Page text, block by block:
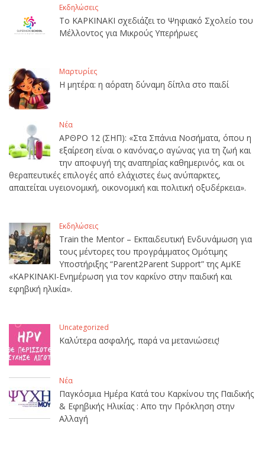
Εκδηλώσεις
Το ΚΑΡΚΙΝΑΚΙ σχεδιάζει το Ψηφιακό Σχολείο του
Μέλλοντος για Μικρούς Υπερήρωες
Μαρτυρίες
Η μητέρα: η αόρατη δύναμη δίπλα στο παιδί
Νέα
ΑΡΘΡΟ 12 (ΣΗΠ): «Στα Σπάνια Νοσήματα, όπου η
εξαίρεση είναι ο κανόνας,ο αγώνας για τη ζωή και
την αποφυγή της αναπηρίας καθημερινός, και οι
θεραπευτικές επιλογές από ελάχιστες έως ανύπαρκτες,
απαιτείται υγειονομική, οικονομική και πολιτική οξυδέρκεια».
Εκδηλώσεις
Train the Mentor – Εκπαιδευτική Ενδυνάμωση για
τους μέντορες του προγράμματος Ομότιμης
Υποστήριξης “Parent2Parent Support” της ΑμΚΕ
«ΚΑΡΚΙΝΑΚΙ-Ενημέρωση για τον καρκίνο στην παιδική και
εφηβική ηλικία».
Uncategorized
Καλύτερα ασφαλής, παρά να μετανιώσεις!
Νέα
Παγκόσμια Ημέρα Κατά του Καρκίνου της Παιδικής
& Εφηβικής Ηλικίας : Απο την Πρόκληση στην
Αλλαγή